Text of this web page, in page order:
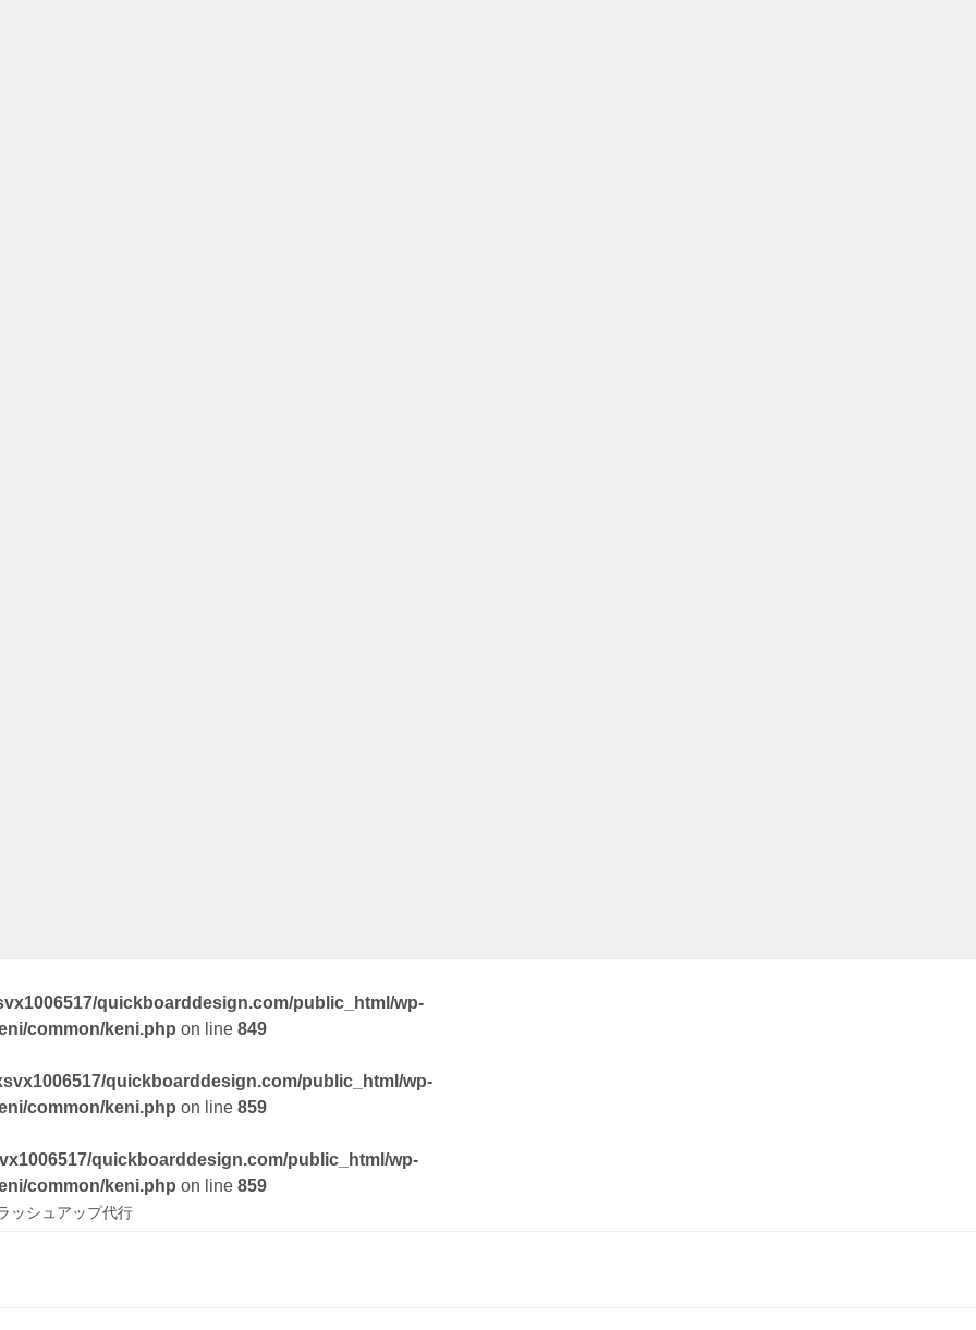
quickboarddesign.com/public_html/wp-
common/keni.php on line 849
quickboarddesign.com/public_html/wp-
common/keni.php on line 859
quickboarddesign.com/public_html/wp-
common/keni.php on line 859
ッシュアップ代行